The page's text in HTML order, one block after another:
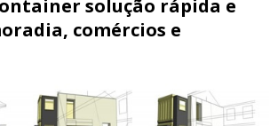
solução rápida e
comércios e